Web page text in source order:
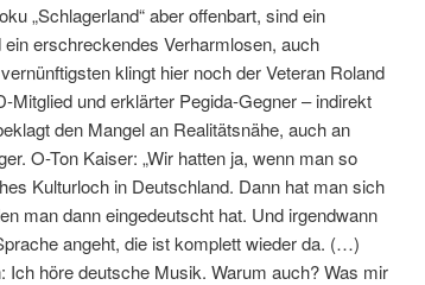
„Schlagerland“ aber offenbart, sind ein
erschreckendes Verharmlosen, auch
klingt hier noch der Veteran Roland
Mitglied und erklärter Pegida-Gegner – indirekt
den Mangel an Realitätsnähe, auch an
O-Ton Kaiser: „Wir hatten ja, wenn man so
Kulturloch in Deutschland. Dann hat man sich
man dann eingedeutscht hat. Und irgendwann
angeht, die ist komplett wieder da. (…)
höre deutsche Musik. Warum auch? Was mir